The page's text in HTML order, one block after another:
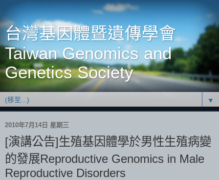
台灣基因體暨遺傳學會
Taiwan Genomics and
Genetics Society
▼
2010年7月14日 星期三
[演講公告]生殖基因體學於男性生殖病變
的發展Reproductive Genomics in Male
Reproductive Disorders